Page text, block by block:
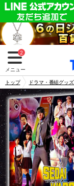
2
メニュー
トップ ドラマ・番組グッ